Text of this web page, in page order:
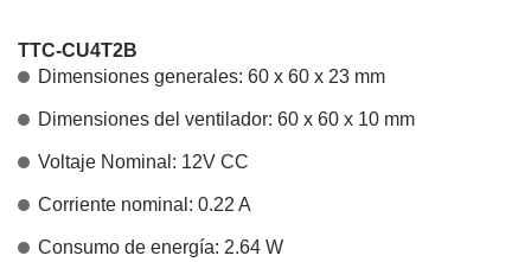
TTC-CU4T2B
Dimensiones generales: 60 x 60 x 23 mm
Dimensiones del ventilador: 60 x 60 x 10 mm
Voltaje Nominal: 12V CC
Corriente nominal: 0.22 A
Consumo de energía: 2.64 W